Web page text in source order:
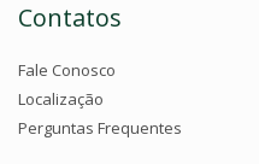
Contatos
Fale Conosco
Localização
Perguntas Frequentes